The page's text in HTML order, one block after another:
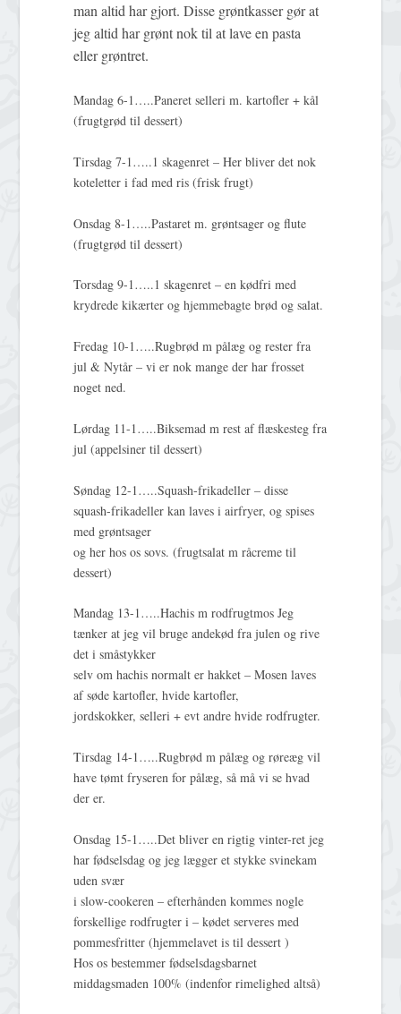
man altid har gjort. Disse grøntkasser gør at
jeg altid har grønt nok til at lave en pasta
eller grøntret.
Mandag 6-1…..Paneret selleri m. kartofler + kål
(frugtgrød til dessert)
Tirsdag 7-1…..1 skagenret – Her bliver det nok
koteletter i fad med ris (frisk frugt)
Onsdag 8-1…..Pastaret m. grøntsager og flute
(frugtgrød til dessert)
Torsdag 9-1…..1 skagenret – en kødfri med
krydrede kikærter og hjemmebagte brød og salat.
Fredag 10-1…..Rugbrød m pålæg og rester fra
jul & Nytår – vi er nok mange der har frosset
noget ned.
Lørdag 11-1…..Biksemad m rest af flæskesteg fra
jul (appelsiner til dessert)
Søndag 12-1…..Squash-frikadeller – disse
squash-frikadeller kan laves i airfryer, og spises
med grøntsager
og her hos os sovs. (frugtsalat m råcreme til
dessert)
Mandag 13-1…..Hachis m rodfrugtmos Jeg
tænker at jeg vil bruge andekød fra julen og rive
det i småstykker
selv om hachis normalt er hakket – Mosen laves
af søde kartofler, hvide kartofler,
jordskokker, selleri + evt andre hvide rodfrugter.
Tirsdag 14-1…..Rugbrød m pålæg og røreæg vil
have tømt fryseren for pålæg, så må vi se hvad
der er.
Onsdag 15-1…..Det bliver en rigtig vinter-ret jeg
har fødselsdag og jeg lægger et stykke svinekam
uden svær
i slow-cookeren – efterhånden kommes nogle
forskellige rodfrugter i – kødet serveres med
pommesfritter (hjemmelavet is til dessert )
Hos os bestemmer fødselsdagsbarnet
middagsmaden 100% (indenfor rimelighed altså)